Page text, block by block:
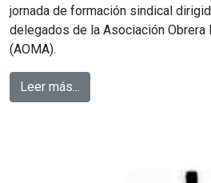
jornada de formación sindical
delegados de la Asociación Obrera
(AOMA).
Leer más...